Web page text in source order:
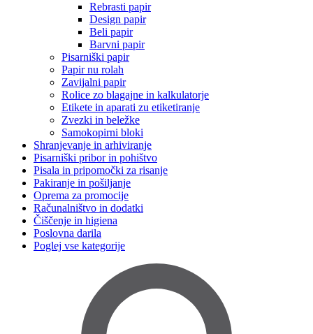
Rebrasti papir
Design papir
Beli papir
Barvni papir
Pisarniški papir
Papir nu rolah
Zavijalni papir
Rolice zo blagajne in kalkulatorje
Etikete in aparati zu etiketiranje
Zvezki in beležke
Samokopirni bloki
Shranjevanje in arhiviranje
Pisarniški pribor in pohištvo
Pisala in pripomočki za risanje
Pakiranje in pošiljanje
Oprema za promocije
Računalništvo in dodatki
Čiščenje in higiena
Poslovna darila
Poglej vse kategorije